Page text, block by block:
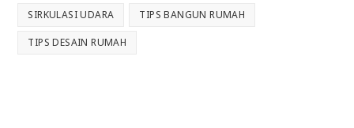
SIRKULASI UDARA TIPS BANGUN RUMAH
TIPS DESAIN RUMAH